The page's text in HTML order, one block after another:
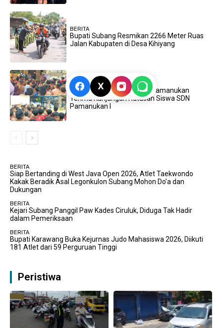
BERITA
Bupati Subang Resmikan 2266 Meter Ruas
Jalan Kabupaten di Desa Kihiyang
BERITA
Edukasi Sejak Dini, Polsek Pamanukan
Terima Kunjungan Ratusan Siswa SDN
Pamanukan I
BERITA
Siap Bertanding di West Java Open 2026, Atlet Taekwondo
Kakak Beradik Asal Legonkulon Subang Mohon Do’a dan
Dukungan
BERITA
Kejari Subang Panggil Paw Kades Ciruluk, Diduga Tak Hadir
dalam Pemeriksaan
BERITA
Bupati Karawang Buka Kejurnas Judo Mahasiswa 2026, Diikuti
181 Atlet dari 59 Perguruan Tinggi
Peristiwa
X